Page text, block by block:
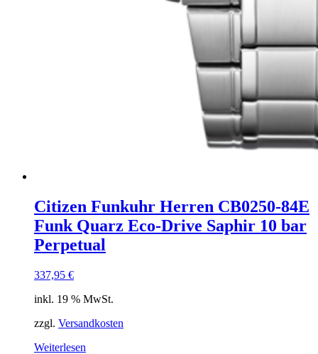
Citizen Funkuhr Herren CB0250-84E
Funk Quarz Eco-Drive Saphir 10 bar
Perpetual
337,95 €
inkl. 19 % MwSt.
zzgl. Versandkosten
Weiterlesen